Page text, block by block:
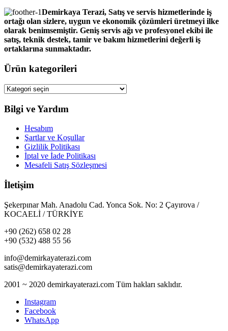
Demirkaya Terazi, Satış ve servis hizmetlerinde iş
ortağı olan sizlere, uygun ve ekonomik çözümleri üretmeyi ilke
olarak benimsemiştir. Geniş servis ağı ve profesyonel ekibi ile
satış, teknik destek, tamir ve bakım hizmetlerini değerli iş
ortaklarına sunmaktadır.
Ürün kategorileri
Bilgi ve Yardım
Hesabım
Şartlar ve Koşullar
Gizlilik Politikası
İptal ve İade Politikası
Mesafeli Satış Sözleşmesi
İletişim
Şekerpınar Mah. Anadolu Cad. Yonca Sok. No: 2 Çayırova /
KOCAELİ / TÜRKİYE
+90 (262) 658 02 28
+90 (532) 488 55 56
info@demirkayaterazi.com
satis@demirkayaterazi.com
2001 ~ 2020 demirkayaterazi.com Tüm hakları saklıdır.
Instagram
Facebook
WhatsApp